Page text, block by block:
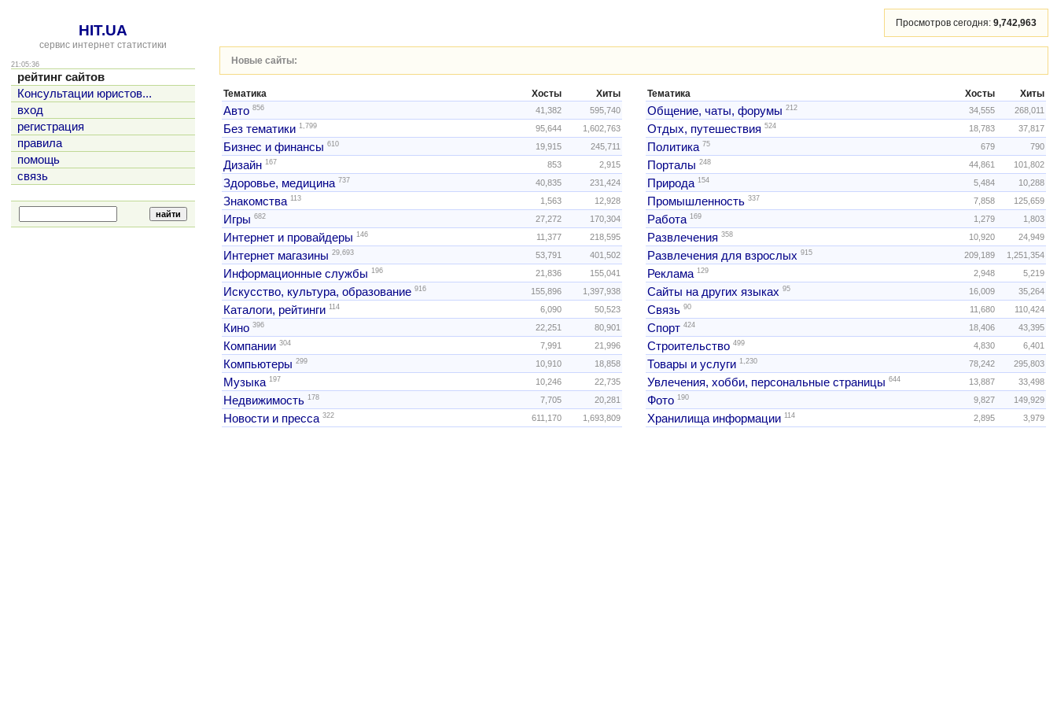
HIT.UA
сервис интернет статистики
21:05:36
рейтинг сайтов
Консультации юристов...
вход
регистрация
правила
помощь
связь
Просмотров сегодня: 9,742,963
Новые сайты:
Тематика Хосты Хиты
Авто 856 41,382 595,740
Без тематики 1,799 95,644 1,602,763
Бизнес и финансы 610 19,915 245,711
Дизайн 167 853 2,915
Здоровье, медицина 737 40,835 231,424
Знакомства 113 1,563 12,928
Игры 682 27,272 170,304
Интернет и провайдеры 146 11,377 218,595
Интернет магазины 29,693 53,791 401,502
Информационные службы 196 21,836 155,041
Искусство, культура, образование 916 155,896 1,397,938
Каталоги, рейтинги 114 6,090 50,523
Кино 396 22,251 80,901
Компании 304 7,991 21,996
Компьютеры 299 10,910 18,858
Музыка 197 10,246 22,735
Недвижимость 178 7,705 20,281
Новости и пресса 322 611,170 1,693,809
Тематика Хосты Хиты
Общение, чаты, форумы 212 34,555 268,011
Отдых, путешествия 524 18,783 37,817
Политика 75 679 790
Порталы 248 44,861 101,802
Природа 154 5,484 10,288
Промышленность 337 7,858 125,659
Работа 169 1,279 1,803
Развлечения 358 10,920 24,949
Развлечения для взрослых 915 209,189 1,251,354
Реклама 129 2,948 5,219
Сайты на других языках 95 16,009 35,264
Связь 90 11,680 110,424
Спорт 424 18,406 43,395
Строительство 499 4,830 6,401
Товары и услуги 1,230 78,242 295,803
Увлечения, хобби, персональные страницы 644 13,887 33,498
Фото 190 9,827 149,929
Хранилища информации 114 2,895 3,979